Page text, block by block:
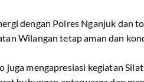
dengan Polres Nganjuk dan
Wilangan tetap aman dan
juga mengapresiasi kegiatan